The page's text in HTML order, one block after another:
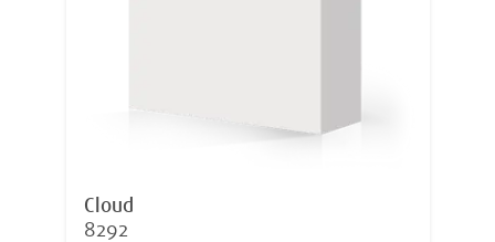
Cloud
8292